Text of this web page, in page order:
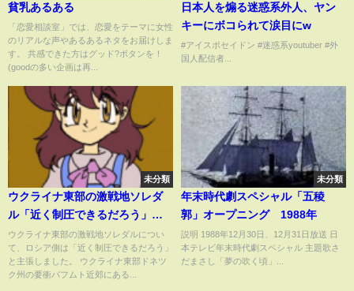
貧乳あるある
「恋愛相談室」では、恋愛をテーマに女性
のリアルな声やあるあるネタをお届けしま
す。 共感できた方はグッド?ボタンを！
(goodの多い企画は再...
日本人を煽る迷惑系外人、ヤン
キーにボコられて涙目にw
#アイスポセイドン #迷惑系youtuber #外
国人配信者...
未分類
ウクライナ東部の激戦地ソレダ
ル「近く制圧できるだろう」親
ロシア派主張 ショイグ国防相
「核戦力3本柱の開発続ける」｜
TBS NEWS DIG
ウクライナ東部の激戦地ソレダルについ
て、ロシア側は「近く制圧できるだろう」
と主張しました。 ウクライナ東部ドネツ
ク州の要衝バフムト近郊にある...
未分類
年末時代劇スペシャル「五稜
郭」オープニング 1988年
説明 1988年12月30日、12月31日放送 日
本テレビ年末時代劇スペシャル 主題歌さ
だまさし「夢の吹く頃」...